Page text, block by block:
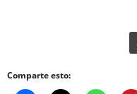
Comparte esto: